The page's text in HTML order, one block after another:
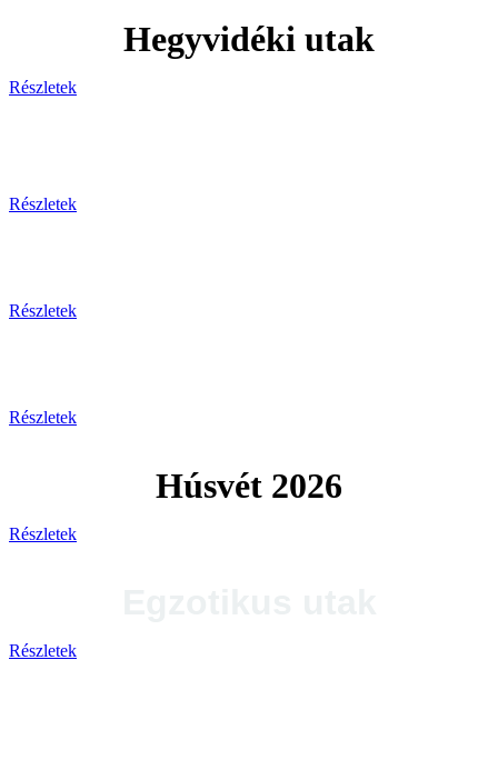
Hegyvidéki utak
Részletek
Részletek
Részletek
Részletek
Húsvét 2026
Részletek
Részletek